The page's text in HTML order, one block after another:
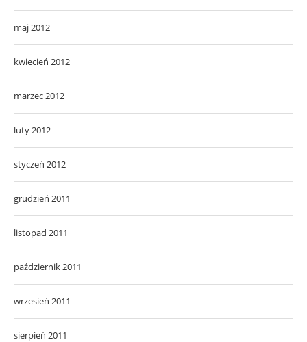
maj 2012
kwiecień 2012
marzec 2012
luty 2012
styczeń 2012
grudzień 2011
listopad 2011
październik 2011
wrzesień 2011
sierpień 2011